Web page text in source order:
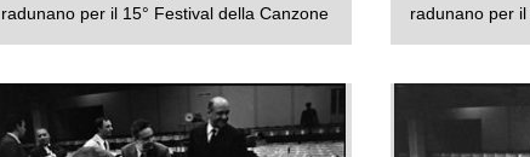
radunano per il 15° Festival della Canzone
radunano per